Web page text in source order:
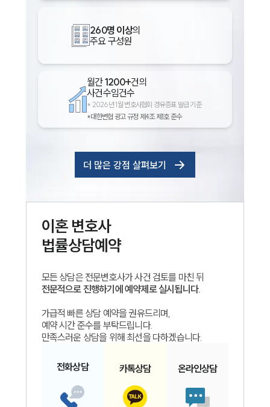
260명 이상의
주요 구성원
월간1200+건의
사건수임건수
* 2026년 1월 변호사협회 경유증표 발급 기준
*대한변협 광고 규정 제4조 제1호 준수
더 많은 강점 살펴보기
이혼변호사
법률상담예약
모든 상담은 전문변호사가 사건 검토를 마친 뒤
전문적으로 진행하기에 예약제로 실시됩니다.
가급적 빠른 상담 예약을 권유드리며,
예약 시간 준수를 부탁드립니다.
만족스러운 상담을 위해 최선을 다하겠습니다.
전화상담 카톡상담 온라인상담